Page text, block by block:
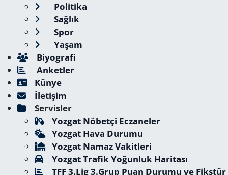
Politika
Sağlık
Spor
Yaşam
Biyografi
Anketler
Künye
İletişim
Servisler
Yozgat Nöbetçi Eczaneler
Yozgat Hava Durumu
Yozgat Namaz Vakitleri
Yozgat Trafik Yoğunluk Haritası
TFF 3.Lig 3.Grup Puan Durumu ve Fikstür